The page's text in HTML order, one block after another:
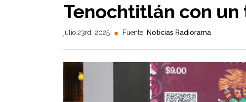
Tenochtitlán con
julio 23rd, 2025 Fuente: Noticias Radiorama